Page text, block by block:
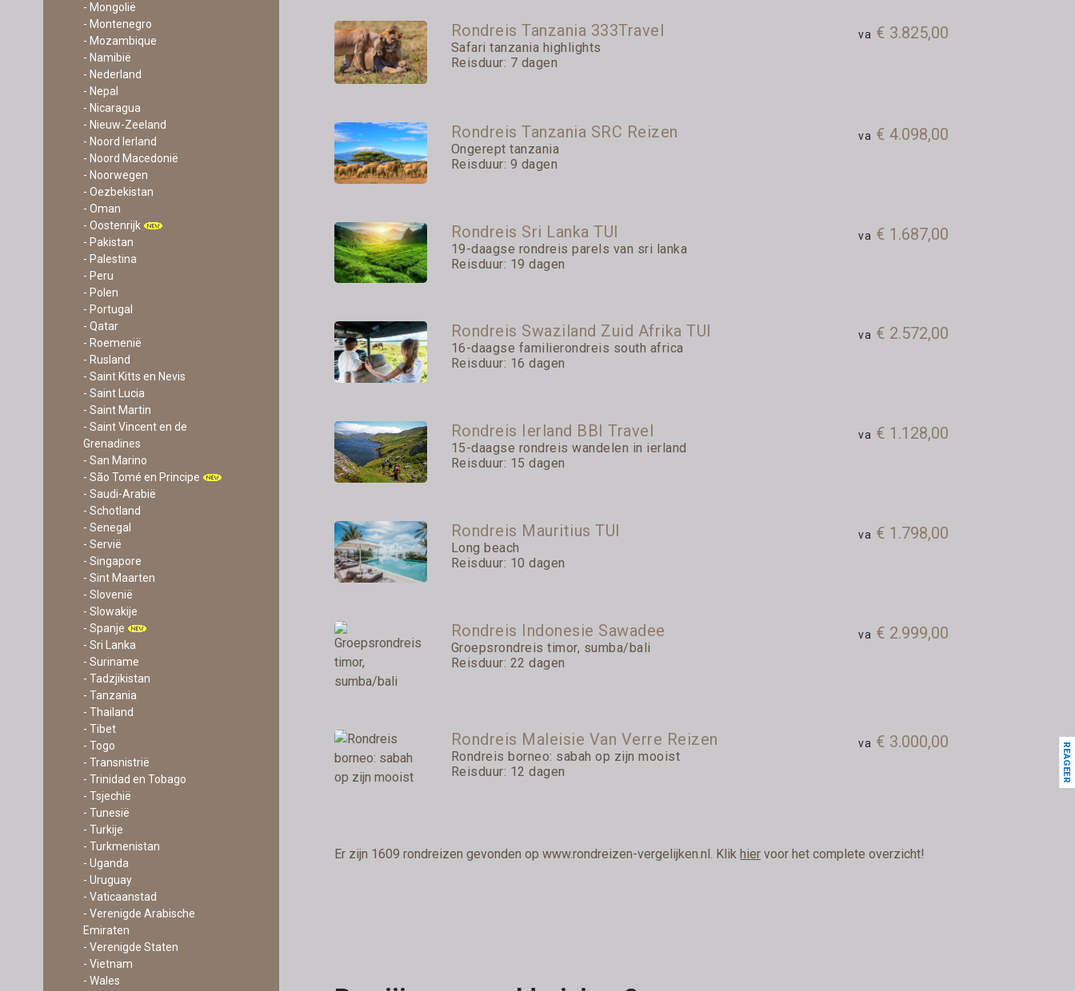
- Mongolië
- Montenegro
- Mozambique
- Namibië
- Nederland
- Nepal
- Nicaragua
- Nieuw-Zeeland
- Noord Ierland
- Noord Macedonië
- Noorwegen
- Oezbekistan
- Oman
- Oostenrijk
- Pakistan
- Palestina
- Peru
- Polen
- Portugal
- Qatar
- Roemenië
- Rusland
- Saint Kitts en Nevis
- Saint Lucia
- Saint Martin
- Saint Vincent en de
Grenadines
- San Marino
- São Tomé en Principe
- Saudi-Arabië
- Schotland
- Senegal
- Servië
- Singapore
- Sint Maarten
- Slovenië
- Slowakije
- Spanje
- Sri Lanka
- Suriname
- Tadzjikistan
- Tanzania
- Thailand
- Tibet
- Togo
- Transnistrië
- Trinidad en Tobago
- Tsjechië
- Tunesië
- Turkije
- Turkmenistan
- Uganda
- Uruguay
- Vaticaanstad
- Verenigde Arabische
Emiraten
- Verenigde Staten
- Vietnam
- Wales
Rondreis Tanzania 333Travel
Safari tanzania highlights
Reisduur: 7 dagen
va € 3.825,00
Rondreis Tanzania SRC Reizen
Ongerept tanzania
Reisduur: 9 dagen
va € 4.098,00
Rondreis Sri Lanka TUI
19-daagse rondreis parels van sri lanka
Reisduur: 19 dagen
va € 1.687,00
Rondreis Swaziland Zuid Afrika TUI
16-daagse familierondreis south africa
Reisduur: 16 dagen
va € 2.572,00
Rondreis Ierland BBI Travel
15-daagse rondreis wandelen in ierland
Reisduur: 15 dagen
va € 1.128,00
Rondreis Mauritius TUI
Long beach
Reisduur: 10 dagen
va € 1.798,00
Rondreis Indonesie Sawadee
Groepsrondreis timor, sumba/bali
Reisduur: 22 dagen
va € 2.999,00
Rondreis Maleisie Van Verre Reizen
Rondreis borneo: sabah op zijn mooist
Reisduur: 12 dagen
va € 3.000,00
Er zijn 1609 rondreizen gevonden op www.rondreizen-vergelijken.nl. Klik hier voor het complete overzicht!
REAGEER